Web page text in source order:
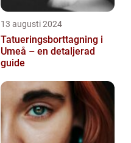
13 augusti 2024
Tatueringsborttagning i
Umeå – en detaljerad
guide